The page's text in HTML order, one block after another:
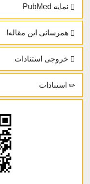
نمایه PubMed
همرسانی این مقاله!
خروجی استنادات
استنادات